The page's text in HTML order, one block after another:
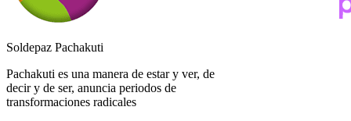
Soldepaz Pachakuti
Pachakuti es una manera de estar y ver, de
decir y de ser, anuncia periodos de
transformaciones radicales